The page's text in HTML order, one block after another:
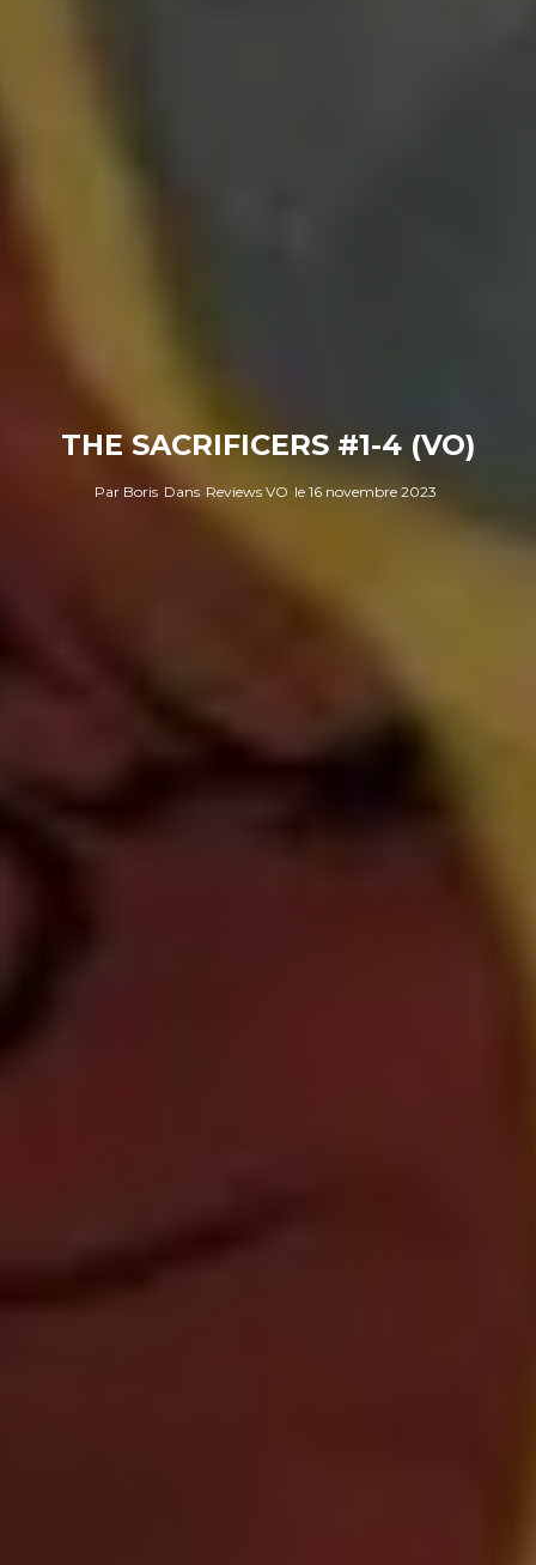
THE SACRIFICERS #1-4 (VO)
Par Boris Dans Reviews VO le 16 novembre 2023